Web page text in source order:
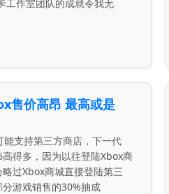
工作室团队的成就令我无
售价高昂 最高或是
支持第三方商店，下一代
得多，因为以往登陆Xbox商
过Xbox商城直接登陆第三
游戏销售的30%抽成